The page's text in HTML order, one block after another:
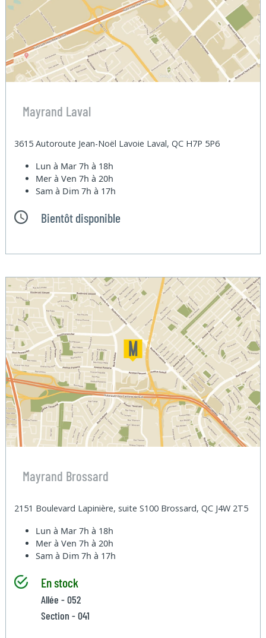
Mayrand Laval
3615 Autoroute Jean-Noël Lavoie Laval, QC H7P 5P6
Lun à Mar7h à 18h
Mer à Ven7h à 20h
Sam à Dim7h à 17h
Bientôt disponible
Mayrand Brossard
2151 Boulevard Lapinière, suite S100 Brossard, QC J4W 2T5
Lun à Mar7h à 18h
Mer à Ven7h à 20h
Sam à Dim7h à 17h
En stock
Allée - 052
Section - 041